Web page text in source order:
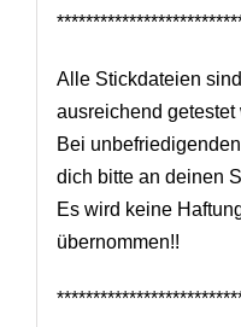
Alle Stickdateien
ausreichend getestet
Bei
dich bitte an deinen
Es wird keine
übernommen!!